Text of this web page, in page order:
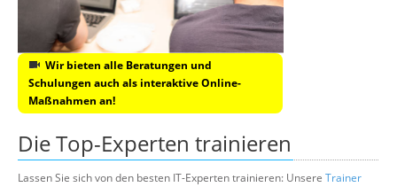
Wir bieten alle Beratungen und
Schulungen auch als interaktive Online-
Maßnahmen an!
Die Top-Experten trainieren
Lassen Sie sich von den besten IT-Experten trainieren: Unsere Trainer